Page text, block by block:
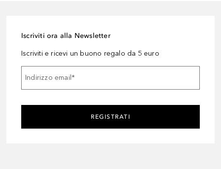
Iscriviti ora alla Newsletter
Iscriviti e ricevi un buono regalo da 5 euro
Indirizzo email*
REGISTRATI